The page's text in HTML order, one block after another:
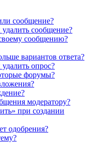
сообщение?
сообщение?
сообщению?
вариантов ответа?
опрос?
форумы?
модератору?
при создании
одобрения?